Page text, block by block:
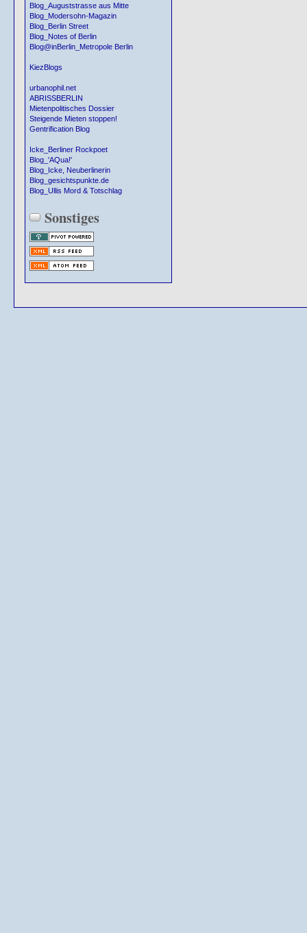
Blog_Auguststrasse aus Mitte
Blog_Modersohn-Magazin
Blog_Berlin Street
Blog_Notes of Berlin
Blog@inBerlin_Metropole Berlin
KiezBlogs
urbanophil.net
ABRISSBERLIN
Mietenpolitisches Dossier
Steigende Mieten stoppen!
Gentrification Blog
Icke_Berliner Rockpoet
Blog_'AQua!'
Blog_Icke, Neuberlinerin
Blog_gesichtspunkte.de
Blog_Ullis Mord & Totschlag
Sonstiges